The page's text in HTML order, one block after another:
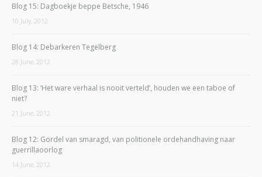
Blog 15: Dagboekje beppe Betsche, 1946
10 July, 2012
Blog 14: Debarkeren Tegelberg
28 June, 2012
Blog 13: ‘Het ware verhaal is nooit verteld’, houden we een taboe of
niet?
21 June, 2012
Blog 12: Gordel van smaragd, van politionele ordehandhaving naar
guerrillaoorlog
14 June, 2012